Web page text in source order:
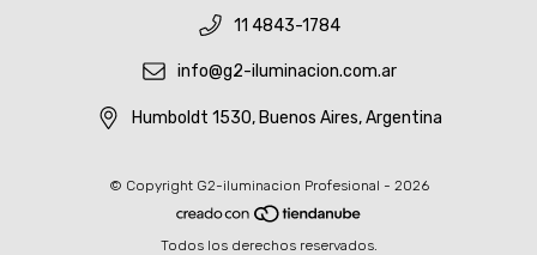
11 4843-1784
info@g2-iluminacion.com.ar
Humboldt 1530, Buenos Aires, Argentina
© Copyright G2-iluminacion Profesional - 2026
Todos los derechos reservados.